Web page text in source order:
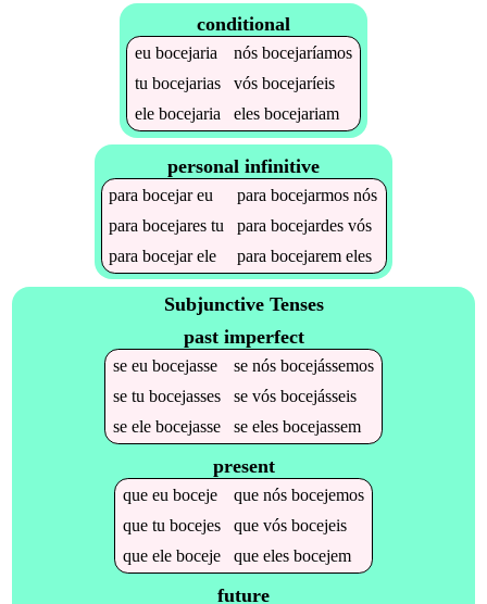
conditional
eu bocejaria nós bocejaríamos
tu bocejarias vós bocejaríeis
ele bocejaria eles bocejariam
personal infinitive
parabocejareu parabocejarmos nós
parabocejares tu parabocejardes vós
parabocejarele parabocejarem eles
Subjunctive Tenses
past imperfect
se eu bocejasse se nós bocejássemos
se tu bocejasses se vós bocejásseis
se ele bocejasse se eles bocejassem
present
que eu boceje que nós bocejemos
que tu bocejes que vós bocejeis
que ele boceje que eles bocejem
future